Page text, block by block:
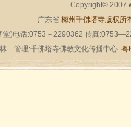
Copyright© 2007
广东省 梅州千佛塔寺版权所
堂)电话:0753－2290362 传真
管理:千佛塔寺佛教文化传播中心 粤